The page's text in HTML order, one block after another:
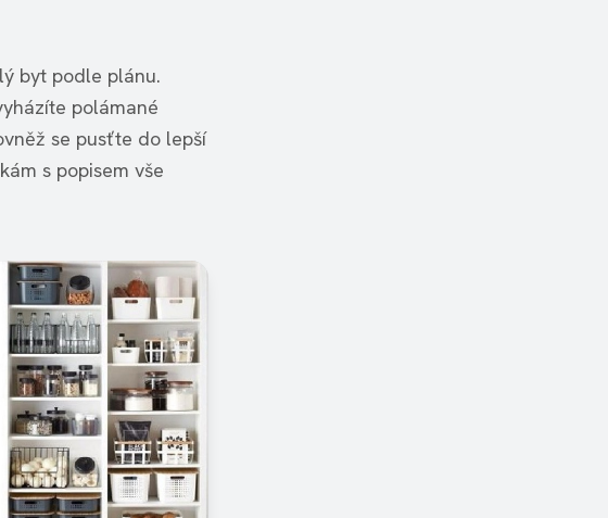
byt podle plánu.
polámané
se pusťte do lepší
s popisem vše